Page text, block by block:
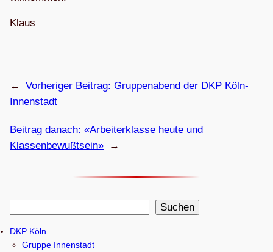
Klaus
← Vorheriger Beitrag: Grup­pen­abend der DKP Köln-
Innenstadt
Beitrag danach: «Arbei­ter­klasse heute und
Klassenbewußtsein»
→
c
Suchen
DKP Köln
Gruppe Innenstadt